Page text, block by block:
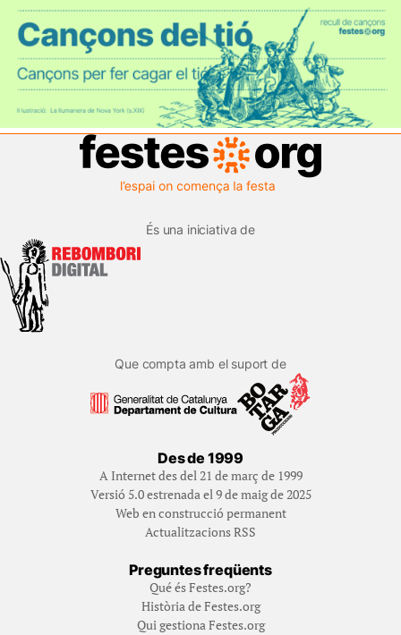
És una iniciativa de
Que compta amb el suport de
Des de 1999
A Internet des del 21 de març de 1999
Versió 5.0 estrenada el 9 de maig de 2025
Web en construcció permanent
Actualitzacions RSS
Preguntes freqüents
Qué és Festes.org?
Història de Festes.org
Qui gestiona Festes.org